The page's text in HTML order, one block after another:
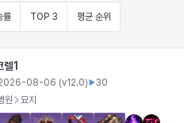
률 TOP 3 평균 순위
렐1
08-06 (v12.0)
30
원 묘지